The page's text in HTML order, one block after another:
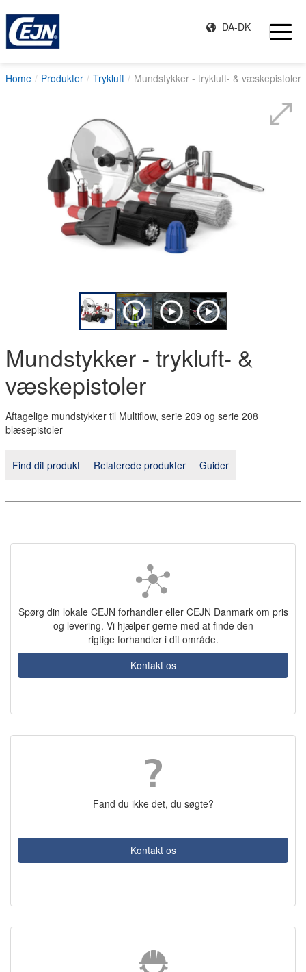
DA-DK
Home Produkter Trykluft Mundstykker - trykluft- & væskepistoler
Mundstykker - trykluft- &
væskepistoler
Aftagelige mundstykker til Multiflow, serie 209 og serie 208
blæsepistoler
Find dit produkt Relaterede produkter Guider
Spørg din lokale CEJN forhandler eller CEJN Danmark om pris
og levering. Vi hjælper gerne med at finde den
rigtige forhandler i dit område.
Kontakt os
Fand du ikke det, du søgte?
Kontakt os